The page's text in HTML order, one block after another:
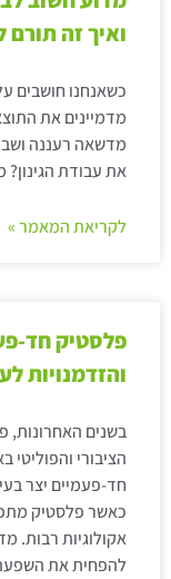
ואיך זה
כשאנחנו חושבים
מדמיינים את
מדשאה רעננה
את עבודת
לקריאת המאמר »
פלסטיק חד-
והזדמנויות
בשנים האחרונות,
הציבורי
חד-פעמיים יצר
כאשר פלסטיק
אקולוגיות רבות.
להפחית את